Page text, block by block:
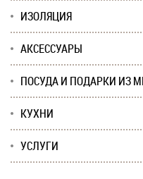
ИЗОЛЯЦИЯ
АКСЕССУАРЫ
ПОСУДА И ПОДАРКИ ИЗ
КУХНИ
УСЛУГИ